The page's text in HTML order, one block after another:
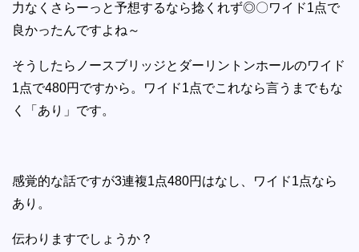
力なくさらーっと予想するなら捻くれず◎〇ワイド1点で
良かったんですよね～
そうしたらノースブリッジとダーリントンホールのワイド
1点で480円ですから。ワイド1点でこれなら言うまでもな
く「あり」です。
感覚的な話ですが3連複1点480円はなし、ワイド1点なら
あり。
伝わりますでしょうか？